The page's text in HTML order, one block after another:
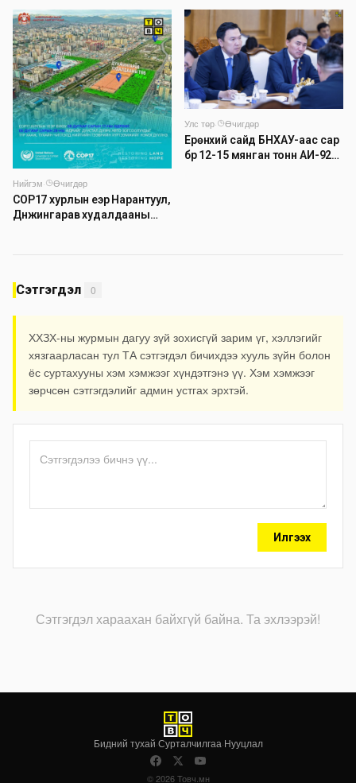
буулгах ажлыг зохион
байгуулж байна
Нийгэм·
Өчигдөр
COP17 хурлын үеэр Нарантуул,
Дүнжингарав худалдааны
Улс төр·
Өчигдөр
Ерөнхий сайд БНХАУ-аас сар
бүр 12-15 мянган тонн АИ-92
Сэтгэгдэл 0
ХХЗХ-ны журмын дагуу зүй зохисгүй зарим үг, хэллэгийг
хязгаарласан тул ТА сэтгэгдэл бичихдээ хууль зүйн болон
ёс суртахууны хэм хэмжээг хүндэтгэнэ үү. Хэм хэмжээг
зөрчсөн сэтгэгдэлийг админ устгах эрхтэй.
Илгээх
Сэтгэгдэл хараахан байхгүй байна. Та эхлээрэй!
Бидний тухай·Сурталчилгаа·Нууцлал
© 2026 Товч.мн